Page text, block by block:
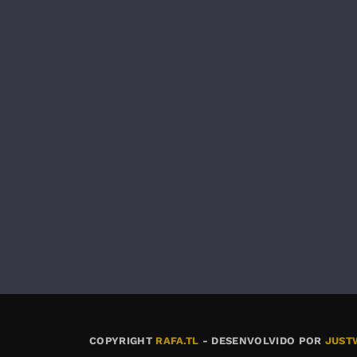
COPYRIGHT RAFA.TL - DESENVOLVIDO POR